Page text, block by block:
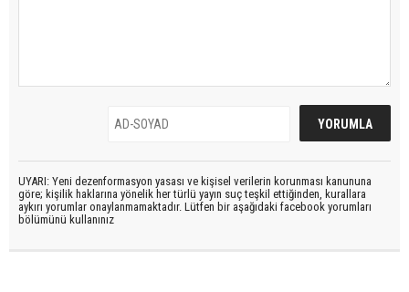
UYARI: Yeni dezenformasyon yasası ve kişisel verilerin korunması kanununa
göre; kişilik haklarına yönelik her türlü yayın suç teşkil ettiğinden, kurallara
aykırı yorumlar onaylanmamaktadır. Lütfen bir aşağıdaki facebook yorumları
bölümünü kullanınız